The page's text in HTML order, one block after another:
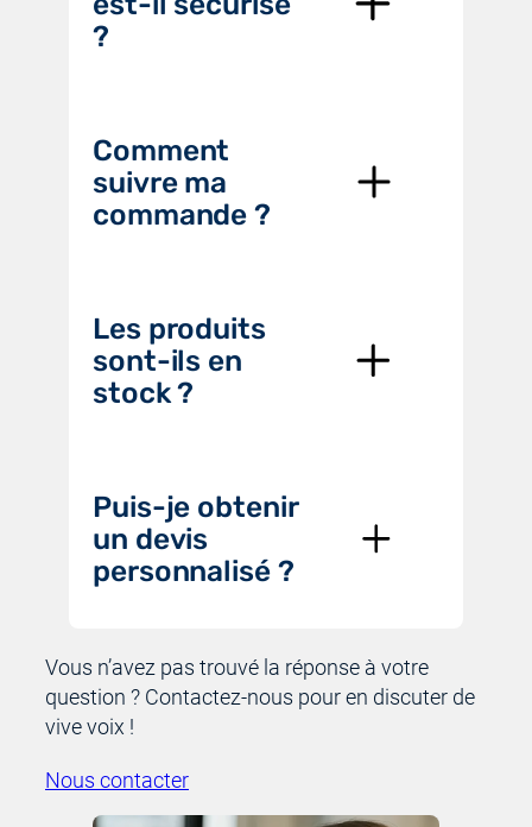
?
Comment
suivre ma
commande ?
Les produits
sont-ils en
stock ?
Puis-je obtenir
un devis
personnalisé ?
Vous n’avez pas trouvé la réponse à votre
question ? Contactez-nous pour en discuter de
vive voix !
Nous contacter